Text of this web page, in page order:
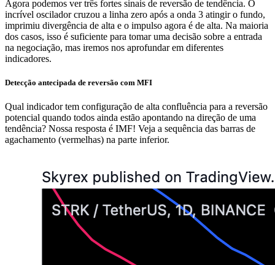
Agora podemos ver três fortes sinais de reversão de tendência. O
incrível oscilador cruzou a linha zero após a onda 3 atingir o fundo,
imprimiu divergência de alta e o impulso agora é de alta. Na maioria
dos casos, isso é suficiente para tomar uma decisão sobre a entrada
na negociação, mas iremos nos aprofundar em diferentes
indicadores.
Detecção antecipada de reversão com MFI
Qual indicador tem configuração de alta confluência para a reversão
potencial quando todos ainda estão apontando na direção de uma
tendência? Nossa resposta é IMF! Veja a sequência das barras de
agachamento (vermelhas) na parte inferior.